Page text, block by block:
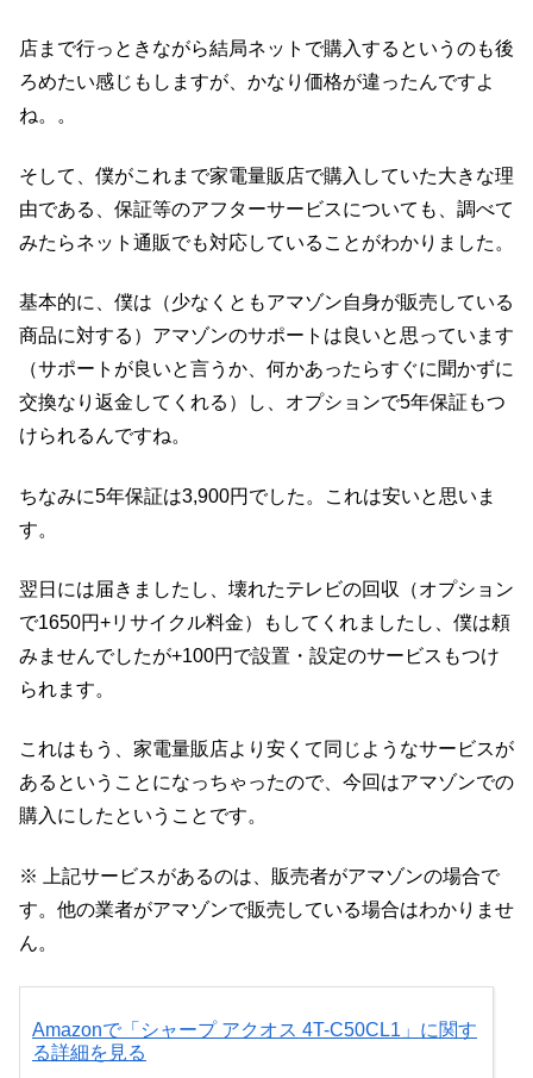
店まで行っときながら結局ネットで購入するというのも後
ろめたい感じもしますが、かなり価格が違ったんですよ
ね。。
そして、僕がこれまで家電量販店で購入していた大きな理
由である、保証等のアフターサービスについても、調べて
みたらネット通販でも対応していることがわかりました。
基本的に、僕は（少なくともアマゾン自身が販売している
商品に対する）アマゾンのサポートは良いと思っています
（サポートが良いと言うか、何かあったらすぐに聞かずに
交換なり返金してくれる）し、オプションで5年保証もつ
けられるんですね。
ちなみに5年保証は3,900円でした。これは安いと思いま
す。
翌日には届きましたし、壊れたテレビの回収（オプション
で1650円+リサイクル料金）もしてくれましたし、僕は頼
みませんでしたが+100円で設置・設定のサービスもつけ
られます。
これはもう、家電量販店より安くて同じようなサービスが
あるということになっちゃったので、今回はアマゾンでの
購入にしたということです。
※ 上記サービスがあるのは、販売者がアマゾンの場合で
す。他の業者がアマゾンで販売している場合はわかりませ
ん。
Amazonで「シャープ アクオス 4T-C50CL1」に関す
る詳細を見る